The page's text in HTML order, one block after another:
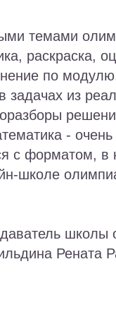
темами
раскраска,
по
задачах из
- очень
с форматом, в
школе
Рената